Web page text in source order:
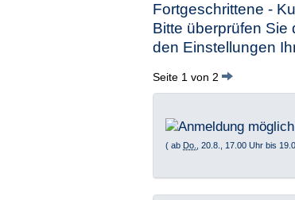
Fortgeschrittene -
Bitte überprüfen Sie
den Einstellungen
Seite 1 von 2
( ab Do. , 20.8., 17.00 Uhr bis